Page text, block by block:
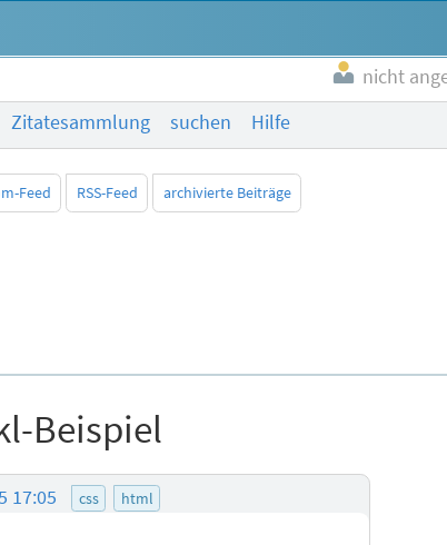
nicht
Zitatesammlung suchen Hilfe
Feed RSS-Feed archivierte Beiträge
Beispiel
17:05 css html